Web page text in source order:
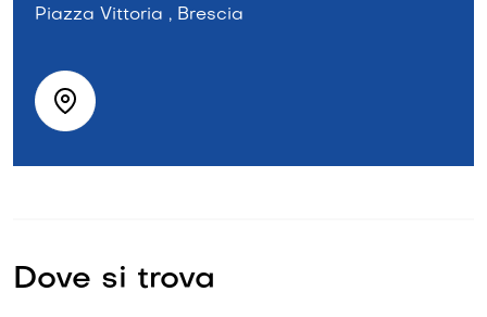
Piazza Vittoria , Brescia
Dove si trova